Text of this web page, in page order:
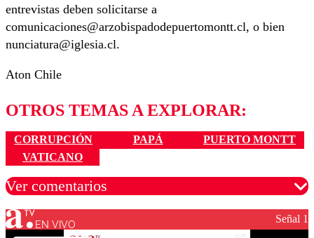
entrevistas deben solicitarse a
comunicaciones@arzobispadodepuertomontt.cl, o bien
nunciatura@iglesia.cl.
Aton Chile
OTROS TEMAS A EXPLORAR:
CORRUPCIÓN PAPÁ
PUERTO MONTT
VATICANO
Ver comentarios
Los comentarios son moderados para garantizar un
EN VIVO Señal 1